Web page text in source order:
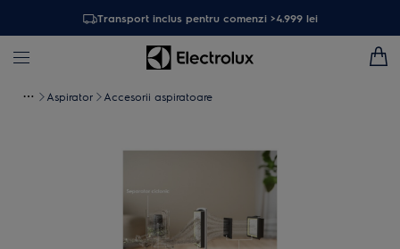
Transport inclus pentru comenzi >4.999 lei
Aspirator Accesorii aspiratoare